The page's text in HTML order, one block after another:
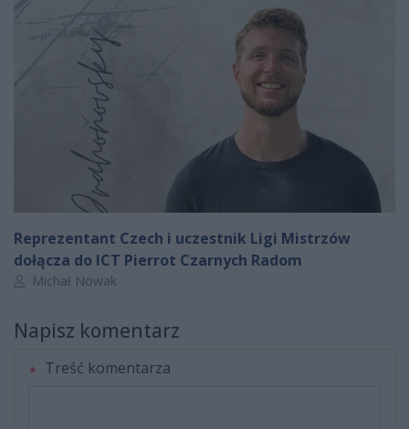
Reprezentant Czech i uczestnik Ligi Mistrzów
dołącza do ICT Pierrot Czarnych Radom
Autor artykułu:
Michał Nowak
Napisz komentarz
Treść komentarza